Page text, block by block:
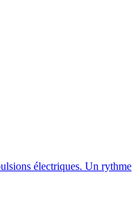
électriques. Un rythme